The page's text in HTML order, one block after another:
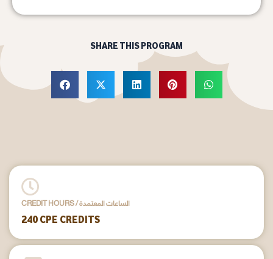
SHARE THIS PROGRAM
CREDIT HOURS / الساعات المعتمدة
240 CPE CREDITS